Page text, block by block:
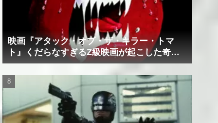
映画『アタック・オブ・ザ・キラー・トマ
ト』くだらなすぎるZ級映画が起こした奇跡
の数々！？